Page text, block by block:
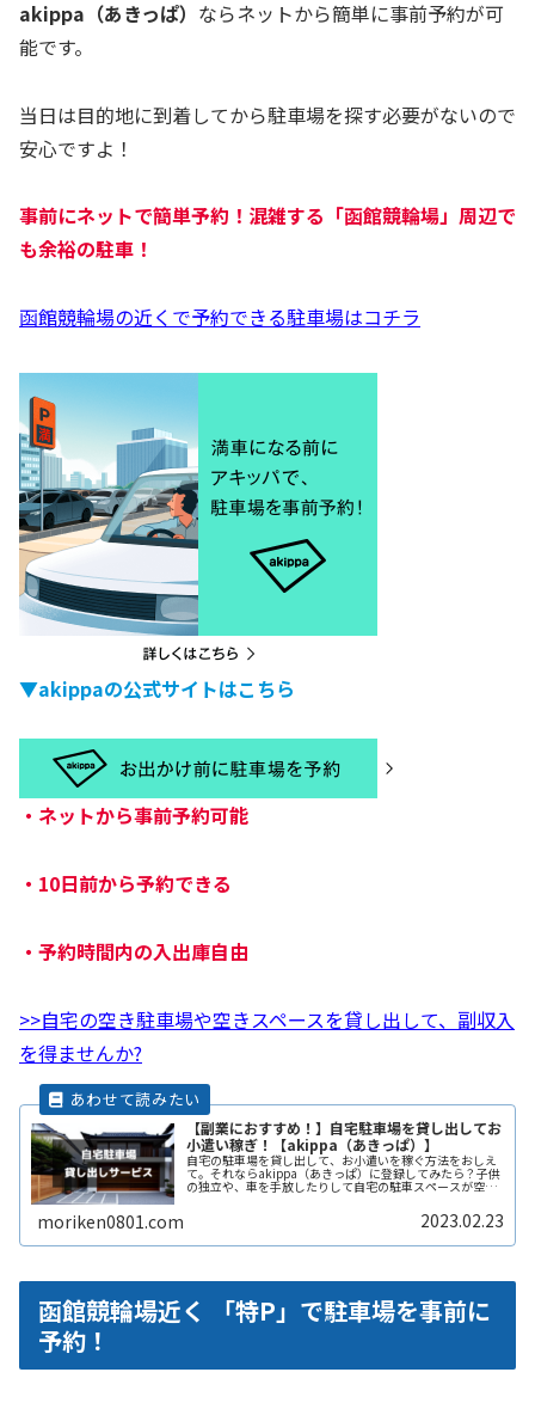
akippa（あきっぱ） ならネットから簡単に事前予約が可
能です。
当日は目的地に到着してから駐車場を探す必要がないので
安心ですよ！
事前にネットで簡単予約！混雑する「函館競輪場」周辺で
も余裕の駐車！
函館競輪場の近くで予約できる駐車場はコチラ
▼akippaの公式サイトはこちら
・ ネットから事前予約可能
・ 10日前から予約できる
・ 予約時間内の入出庫自由
>>自宅の空き駐車場や空きスペースを貸し出して、副収入
を得ませんか?
【副業におすすめ！】自宅駐車場を貸し出してお
小遣い稼ぎ！【akippa（あきっぱ）】
自宅の駐車場を貸し出して、お小遣いを稼ぐ方法をおしえ
て。それならakippa（あきっぱ）に登録してみたら？子供
の独立や、車を手放したりして自宅の駐車スペースが空い
moriken0801.com 2023.02.23
函館競輪場近く 「特P」で駐車場を事前に
予約！